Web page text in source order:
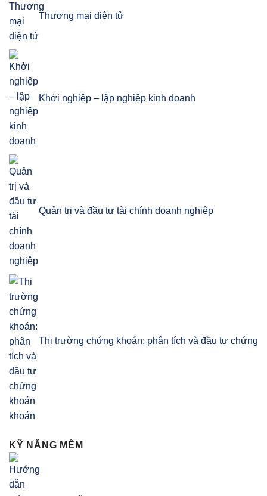
Thương mại điện tử
Khởi nghiệp – lập nghiệp kinh doanh
Quản trị và đầu tư tài chính doanh nghiệp
Thị trường chứng khoán: phân tích và đầu tư chứng
khoán
KỸ NĂNG MỀM